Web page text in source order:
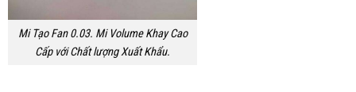
Mi Tạo Fan 0.03. Mi Volume Khay Cao
Cấp với Chất lượng Xuất Khẩu.